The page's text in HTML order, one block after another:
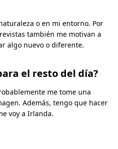
o en mi entorno. Por
también me motivan a
algo nuevo o diferente.
el resto del día?
me tome una
Además, tengo que hacer
voy a Irlanda.